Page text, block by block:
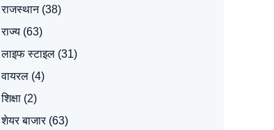
राजस्थान(38)
राज्य(63)
लाइफ स्टाइल(31)
वायरल(4)
शिक्षा(2)
शेयर बाजार(63)